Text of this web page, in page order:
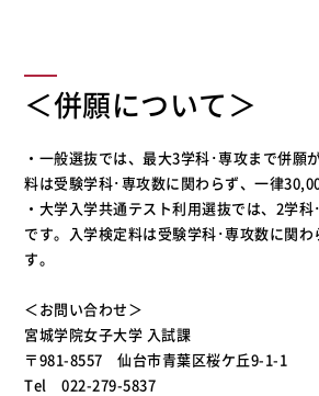
＜併願について＞
・一般選抜では、最大3学科･専攻まで併願
料は受験学科･専攻数に関わらず、一律
・大学入学共通テスト利用選抜では、2学
です。入学検定料は受験学科･専攻数に関
す。
＜お問い合わせ＞
宮城学院女子大学 入試課
〒981-8557 仙台市青葉区桜ケ丘9-1-1
Tel 022-279-5837